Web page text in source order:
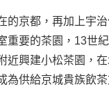
的京都，再加上宇
重要的茶園，13世
近興建小松茶園，
為供給京城貴族飲茶